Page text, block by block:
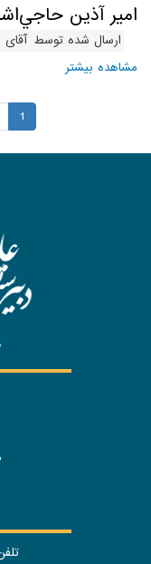
امير آذين
ارسال شده توسط
مشاهده بیشتر
1
تلفن: ۵۵۴۱۵۵۵۶